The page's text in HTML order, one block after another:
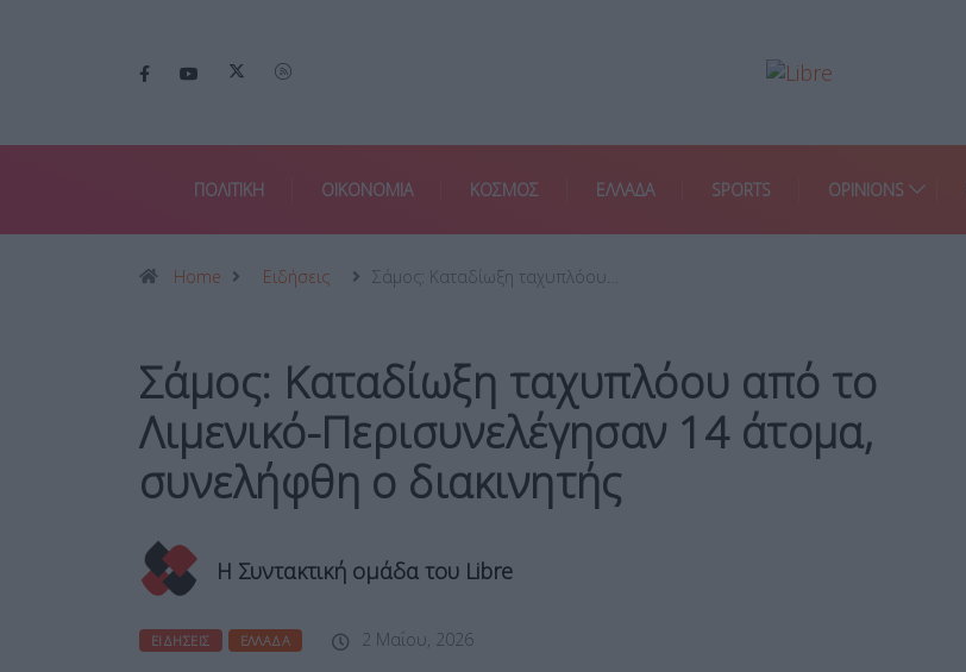
ΠΟΛΙΤΙΚΗ ΟΙΚΟΝΟΜΙΑ ΚΟΣΜΟΣ ΕΛΛΑΔΑ SPORTS OPINIONS
Home Ειδήσεις Σάμος: Καταδίωξη ταχυπλόου…
Σάμος: Καταδίωξη ταχυπλόου από το
Λιμενικό-Περισυνελέγησαν 14 άτομα,
συνελήφθη ο διακινητής
Η Συντακτική ομάδα του Libre
ΕΙΔΉΣΕΙΣ ΕΛΛΆΔΑ 2 Μαΐου, 2026